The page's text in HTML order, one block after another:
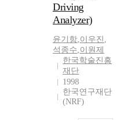
Driving
Analyzer)
윤기항,이우진 ,
석종수,이원제
한국학술진흥
재단
1998
한국연구재단
(NRF)